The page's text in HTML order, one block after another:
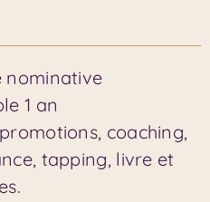
nominative
1 an
coaching,
tapping, livre et